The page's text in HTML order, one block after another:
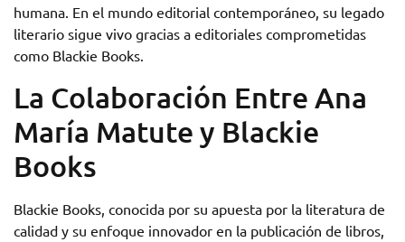
humana. En el mundo editorial contemporáneo, su legado
literario sigue vivo gracias a editoriales comprometidas
como Blackie Books.
La Colaboración Entre Ana
María Matute y Blackie
Books
Blackie Books, conocida por su apuesta por la literatura de
calidad y su enfoque innovador en la publicación de libros,